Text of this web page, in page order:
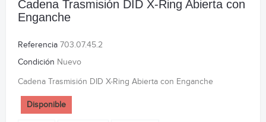
Cadena Trasmisión DID X-Ring Abierta con
Enganche
Referencia 703.07.45.2
Condición Nuevo
Cadena Trasmisión DID X-Ring Abierta con Enganche
Disponible